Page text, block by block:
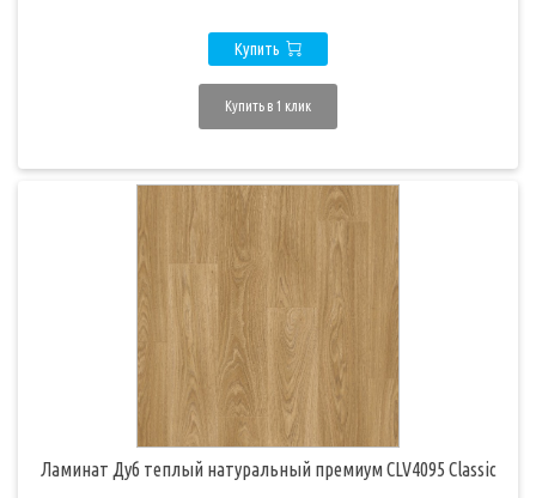
Купить
Купить в 1 клик
Ламинат Дуб теплый натуральный премиум CLV4095 Classic